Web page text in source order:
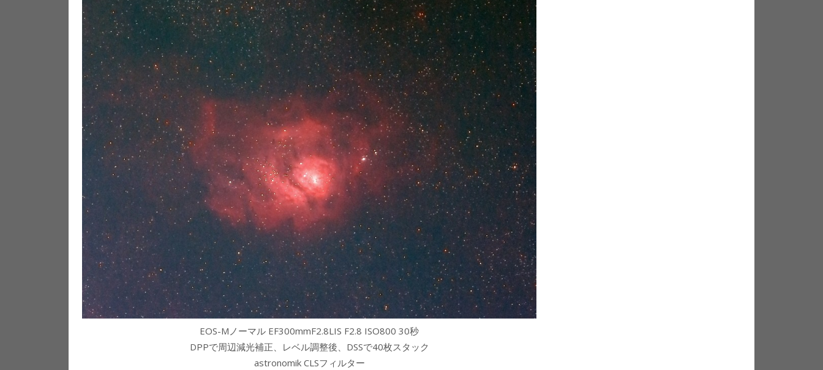
EOS-Mノーマル EF300mmF2.8LIS F2.8 ISO800 30秒
DPPで周辺減光補正、レベル調整後、DSSで40枚スタック
astronomik CLSフィルター